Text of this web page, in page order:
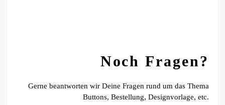
Noch Fragen?
Gerne beantworten wir Deine Fragen rund um das Thema
Buttons, Bestellung, Designvorlage, etc.